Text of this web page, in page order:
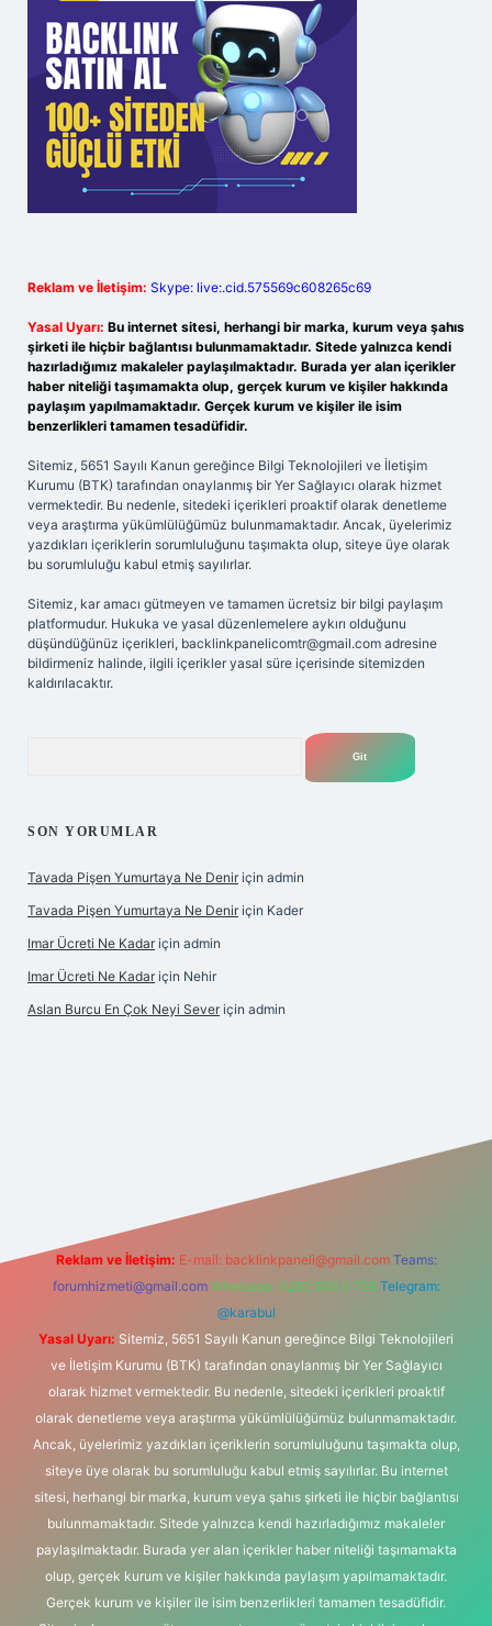
Reklam ve İletişim: Skype: live:.cid.575569c608265c69
Yasal Uyarı: Bu internet sitesi, herhangi bir marka, kurum veya şahıs
şirketi ile hiçbir bağlantısı bulunmamaktadır. Sitede yalnızca kendi
hazırladığımız makaleler paylaşılmaktadır. Burada yer alan içerikler
haber niteliği taşımamakta olup, gerçek kurum ve kişiler hakkında
paylaşım yapılmamaktadır. Gerçek kurum ve kişiler ile isim
benzerlikleri tamamen tesadüfidir.
Sitemiz, 5651 Sayılı Kanun gereğince Bilgi Teknolojileri ve İletişim
Kurumu (BTK) tarafından onaylanmış bir Yer Sağlayıcı olarak hizmet
vermektedir. Bu nedenle, sitedeki içerikleri proaktif olarak denetleme
veya araştırma yükümlülüğümüz bulunmamaktadır. Ancak, üyelerimiz
yazdıkları içeriklerin sorumluluğunu taşımakta olup, siteye üye olarak
bu sorumluluğu kabul etmiş sayılırlar.
Sitemiz, kar amacı gütmeyen ve tamamen ücretsiz bir bilgi paylaşım
platformudur. Hukuka ve yasal düzenlemelere aykırı olduğunu
düşündüğünüz içerikleri, backlinkpanelicomtr@gmail.com adresine
bildirmeniz halinde, ilgili içerikler yasal süre içerisinde sitemizden
kaldırılacaktır.
SON YORUMLAR
Tavada Pişen Yumurtaya Ne Denir için admin
Tavada Pişen Yumurtaya Ne Denir için Kader
Imar Ücreti Ne Kadar için admin
Imar Ücreti Ne Kadar için Nehir
Aslan Burcu En Çok Neyi Sever için admin
Reklam ve İletişim: E-mail: backlinkpaneli@gmail.com Teams:
forumhizmeti@gmail.com Whatsapp: 0262 606 0 726 Telegram:
@karabul
Yasal Uyarı: Sitemiz, 5651 Sayılı Kanun gereğince Bilgi Teknolojileri
ve İletişim Kurumu (BTK) tarafından onaylanmış bir Yer Sağlayıcı
olarak hizmet vermektedir. Bu nedenle, sitedeki içerikleri proaktif
olarak denetleme veya araştırma yükümlülüğümüz bulunmamaktadır.
Ancak, üyelerimiz yazdıkları içeriklerin sorumluluğunu taşımakta olup,
siteye üye olarak bu sorumluluğu kabul etmiş sayılırlar. Bu internet
sitesi, herhangi bir marka, kurum veya şahıs şirketi ile hiçbir bağlantısı
bulunmamaktadır. Sitede yalnızca kendi hazırladığımız makaleler
paylaşılmaktadır. Burada yer alan içerikler haber niteliği taşımamakta
olup, gerçek kurum ve kişiler hakkında paylaşım yapılmamaktadır.
Gerçek kurum ve kişiler ile isim benzerlikleri tamamen tesadüfidir.